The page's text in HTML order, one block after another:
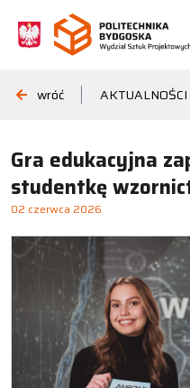
wróć AKTUALNOŚCI
Gra edukacyjna
studentkę
02 czerwca 2026